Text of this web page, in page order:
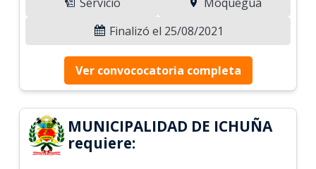
Finalizó el 25/08/2021
Ver convococatoria completa
MUNICIPALIDAD DE ICHUÑA
requiere: